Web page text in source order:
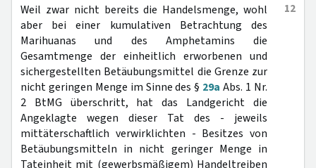
12
Weil zwar nicht bereits die Handelsmenge, wohl
aber bei einer kumulativen Betrachtung des
Marihuanas und des Amphetamins die
Gesamtmenge der einheitlich erworbenen und
sichergestellten Betäubungsmittel die Grenze zur
nicht geringen Menge im Sinne des § 29a Abs. 1 Nr.
2 BtMG überschritt, hat das Landgericht die
Angeklagte wegen dieser Tat des - jeweils
mittäterschaftlich verwirklichten - Besitzes von
Betäubungsmitteln in nicht geringer Menge in
Tateinheit mit (gewerbsmäßigem) Handeltreiben